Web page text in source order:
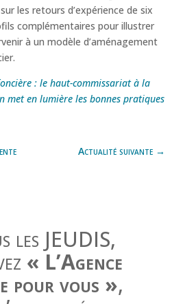
les retours d’expérience de six
complémentaires pour illustrer
à un modèle d’aménagement
: le haut-commissariat à la
met en lumière les bonnes pratiques
Actualité suivante →
les JEUDIS,
« L’Agence
pour vous »,